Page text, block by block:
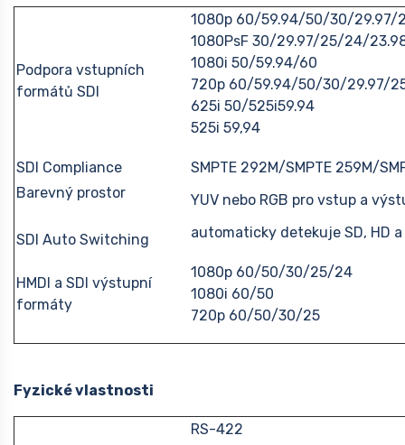
Podpora vstupních
formátů SDI
1080p 60/59.94/50/30/29.97/
1080PsF 30/29.97/25/24/
1080i 50/59.94/60
720p 60/59.94/50/30/29.97/
625i 50/525i59.94
525i 59,94
SDI Compliance
SMPTE 292M/SMPTE 259M/
Barevný prostor
YUV nebo RGB pro vstup a
SDI Auto Switching automaticky detekuje SD, HD
HMDI a SDI výstupní
formáty
1080p 60/50/30/25/24
1080i 60/50
720p 60/50/30/25
Fyzické vlastnosti
RS-422